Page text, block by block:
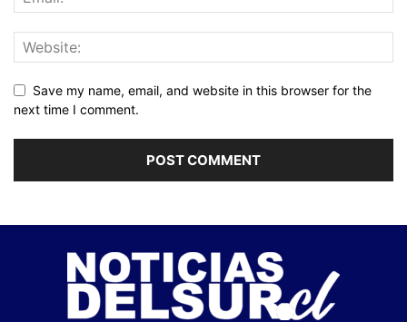
Save my name, email, and website in this browser for the
next time I comment.